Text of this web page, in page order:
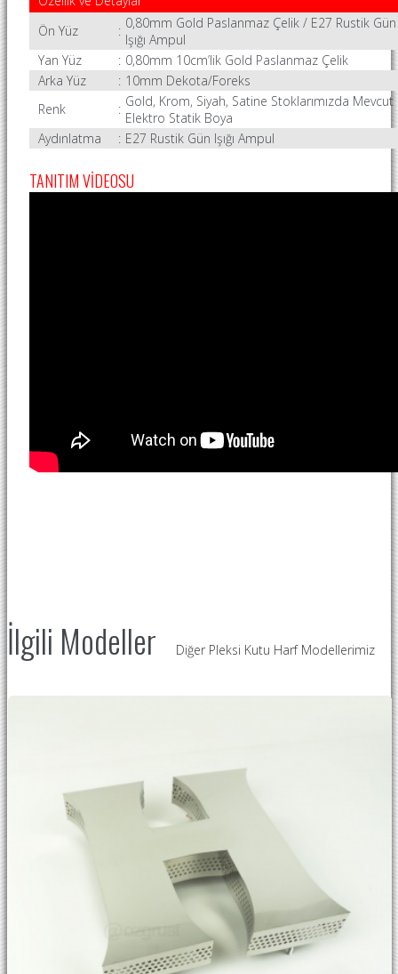
Ön Yüz
: 0,80mm Gold Paslanmaz Çelik / E27 Rustik Gün
Işığı Ampul
Yan Yüz
: 0,80mm 10cm’lik Gold Paslanmaz Çelik
Arka Yüz
: 10mm Dekota/Foreks
Renk
: Gold, Krom, Siyah, Satine Stoklarımızda Mevcut
Elektro Statik Boya
Aydınlatma
: E27 Rustik Gün Işığı Ampul
TANITIM VİDEOSU
İlgili Modeller Diğer Pleksi Kutu Harf Modellerimiz